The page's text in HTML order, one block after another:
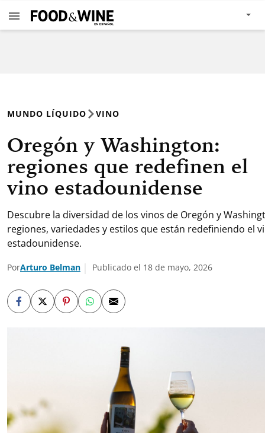
MUNDO LÍQUIDO VINO
Oregón y Washington:
regiones que redefinen el
vino estadounidense
Descubre la diversidad de los vinos de Oregón y
regiones, variedades y estilos que están redefiniendo el
estadounidense.
PorArturo Belman Publicado el 18 de mayo, 2026